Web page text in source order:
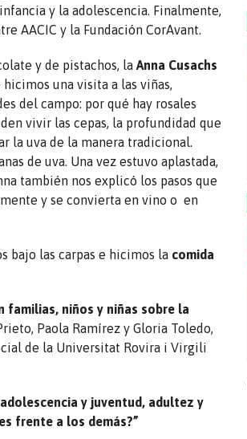
y la adolescencia. Finalmente,
AACIC y la Fundación CorAvant.
y de pistachos, la Anna Cusachs
hicimos una visita a las viñas,
del campo: por qué hay rosales
vivir las cepas, la profundidad que
la uva de la manera tradicional.
de uva. Una vez estuvo aplastada,
también nos explicó los pasos que
y se convierta en vino o en
bajo las carpas e hicimos la comida
familias, niños y niñas sobre la
Paola Ramírez y Gloria Toledo,
de la Universitat Rovira i Virgili
y juventud, adultez y
frente a los demás?”